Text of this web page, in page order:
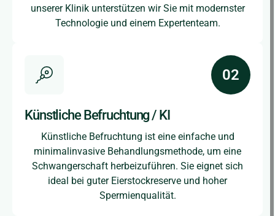
unserer Klinik unterstützen wir Sie mit modernster
Technologie und einem Expertenteam.
Künstliche Befruchtung / KI
Künstliche Befruchtung ist eine einfache und
minimalinvasive Behandlungsmethode, um eine
Schwangerschaft herbeizuführen. Sie eignet sich
ideal bei guter Eierstockreserve und hoher
Spermienqualität.